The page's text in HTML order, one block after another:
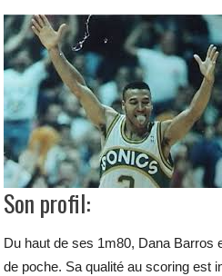
Son profil:
Du haut de ses 1m80, Dana Barros
de poche. Sa qualité au scoring est